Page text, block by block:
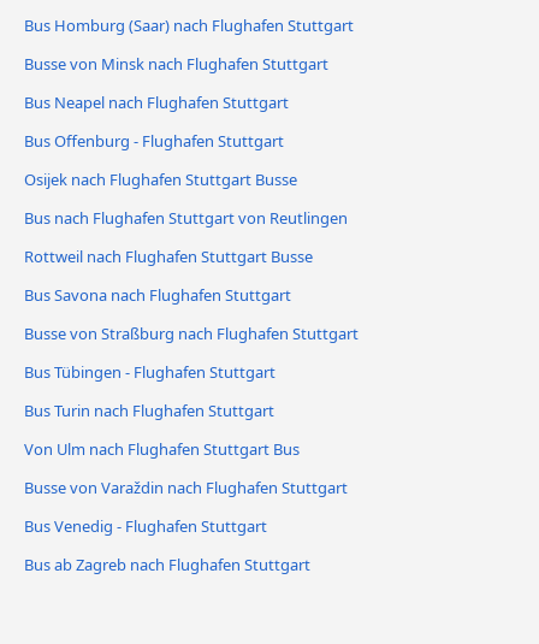
Bus Homburg (Saar) nach Flughafen Stuttgart
Busse von Minsk nach Flughafen Stuttgart
Bus Neapel nach Flughafen Stuttgart
Bus Offenburg - Flughafen Stuttgart
Osijek nach Flughafen Stuttgart Busse
Bus nach Flughafen Stuttgart von Reutlingen
Rottweil nach Flughafen Stuttgart Busse
Bus Savona nach Flughafen Stuttgart
Busse von Straßburg nach Flughafen Stuttgart
Bus Tübingen - Flughafen Stuttgart
Bus Turin nach Flughafen Stuttgart
Von Ulm nach Flughafen Stuttgart Bus
Busse von Varaždin nach Flughafen Stuttgart
Bus Venedig - Flughafen Stuttgart
Bus ab Zagreb nach Flughafen Stuttgart